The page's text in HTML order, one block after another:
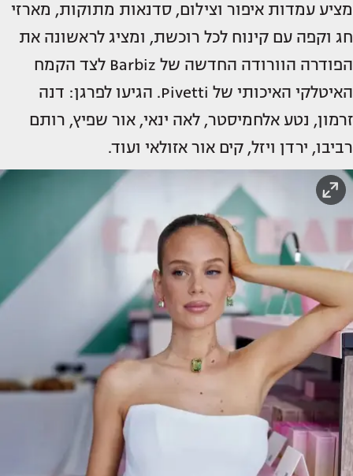
מציע עמדות איפור וצילום, סדנאות מתוקות, מארזי
חג וקפה עם קינוח לכל רוכשת, ומציג לראשונה את
הפודרה הוורודה החדשה של Barbiz לצד הקמח
האיטלקי האיכותי של Pivetti. הגיעו לפרגן: דנה
זרמון, נטע אלחמיסטר, לאה ינאי, אור שפיץ, רותם
רביבו, ירדן ויזל, קים אור אזולאי ועוד.